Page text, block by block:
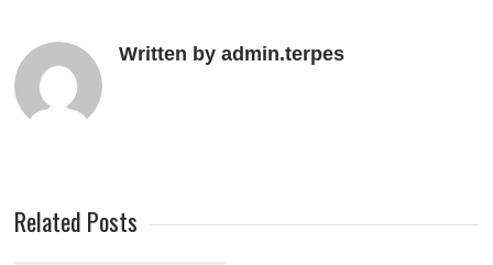
Written by admin.terpes
Related Posts